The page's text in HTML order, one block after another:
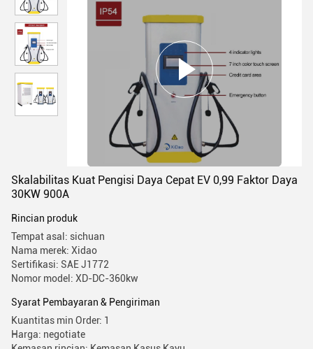
Skalabilitas Kuat Pengisi Daya Cepat EV 0,99 Faktor Daya
30KW 900A
Rincian produk
Tempat asal: sichuan
Nama merek: Xidao
Sertifikasi: SAE J1772
Nomor model: XD-DC-360kw
Syarat Pembayaran & Pengiriman
Kuantitas min Order: 1
Harga: negotiate